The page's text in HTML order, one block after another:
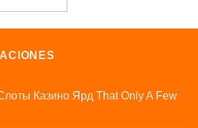
Казино Ярд That Only A Few